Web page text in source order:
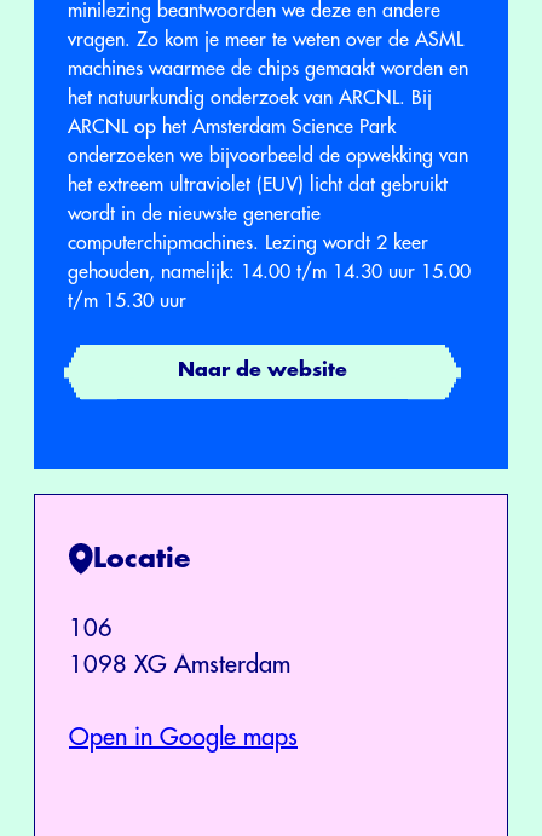
minilezing beantwoorden we deze en andere
vragen. Zo kom je meer te weten over de ASML
machines waarmee de chips gemaakt worden en
het natuurkundig onderzoek van ARCNL. Bij
ARCNL op het Amsterdam Science Park
onderzoeken we bijvoorbeeld de opwekking van
het extreem ultraviolet (EUV) licht dat gebruikt
wordt in de nieuwste generatie
computerchipmachines. Lezing wordt 2 keer
gehouden, namelijk: 14.00 t/m 14.30 uur 15.00
t/m 15.30 uur
Naar de website
Locatie
106
1098 XG Amsterdam
Open in Google maps